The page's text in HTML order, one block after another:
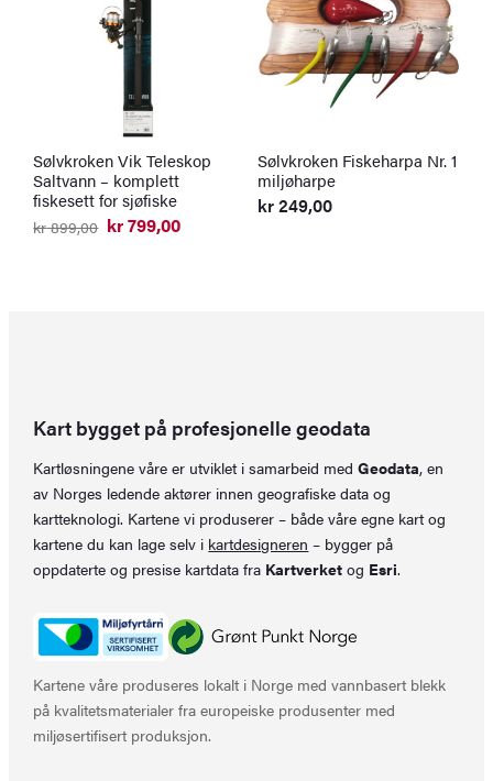
Sølvkroken Vik Teleskop
Saltvann – komplett
fiskesett for sjøfiske
kr899,00
Opprinnelig
kr799,00
Nåværende
Sølvkroken Fiskeharpa Nr. 1
miljøharpe
kr249,00
Kart bygget på profesjonelle geodata
Kartløsningene våre er utviklet i samarbeid medGeodata, en
av Norges ledende aktører innen geografiske data og
kartteknologi. Kartene vi produserer – både våre egne kart og
kartene du kan lage selv i kartdesigneren – bygger på
oppdaterte og presise kartdata fra Kartverket og Esri.
Kartene våre produseres lokalt i Norge med vannbasert blekk
på kvalitetsmaterialer fra europeiske produsenter med
miljøsertifisert produksjon.